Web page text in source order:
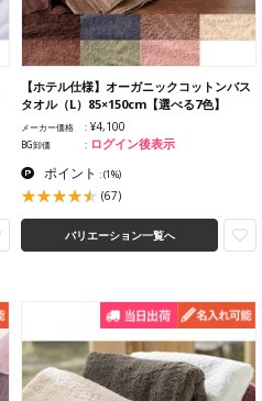
【ホテル仕様】オーガニックコットンバス
タオル（L）85×150cm【選べる7色】
メーカー価格 ¥4,100
BG卸価 ログイン後表示
ポイント :(1%)
(67)
バリエーション一覧へ